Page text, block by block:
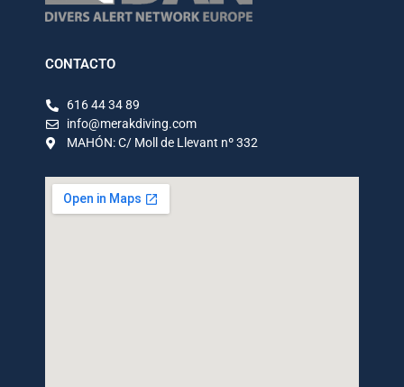
CONTACTO
616 44 34 89
info@merakdiving.com
MAHÓN: C/ Moll de Llevant nº 332